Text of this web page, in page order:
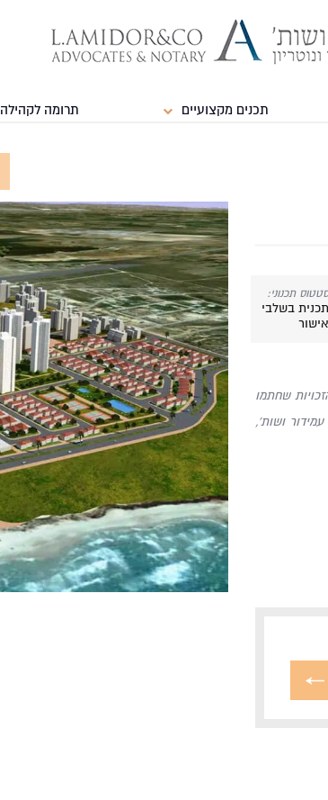
תכנים מקצועיים תרומה לקהילה
תכנוני:
תכנית בשלבי
אישור
ובינוי 1069 יחידות דיור. בעלי הזכויות שחתמו
ושות’,